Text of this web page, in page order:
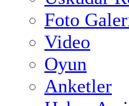
Foto
Video
Oyun
Anketler